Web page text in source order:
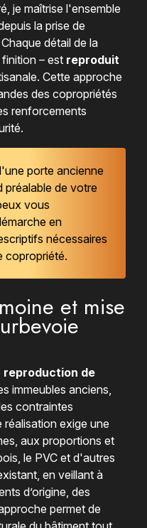
je maîtrise l'ensemble
la prise de
détail de la
– est reproduit
Cette approche
des copropriétés
renforcements
porte ancienne
de votre
vous
en
nécessaires
copropriété.
et mise
reproduction de
immeubles anciens,
contraintes
réalisation exige une
aux proportions et
le PVC et d'autres
en veillant à
d’origine, des
permet de